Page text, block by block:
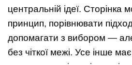
центральній ідеї. Сторінка
принцип, порівнювати
допомагати з вибором —
без чіткої межі. Усе інше